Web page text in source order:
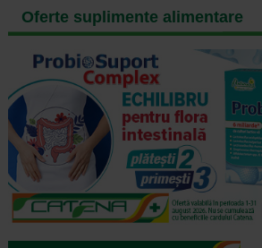
Oferte suplimente alimentare